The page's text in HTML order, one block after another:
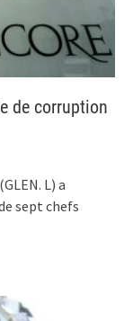
de corruption
L) a
sept chefs